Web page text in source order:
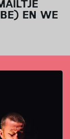
EN WE